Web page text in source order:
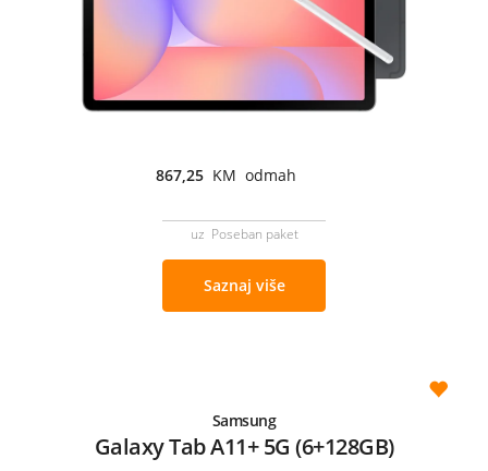
867,25 KM odmah
uz Poseban paket
Saznaj više
Samsung
Galaxy Tab A11+ 5G (6+128GB)